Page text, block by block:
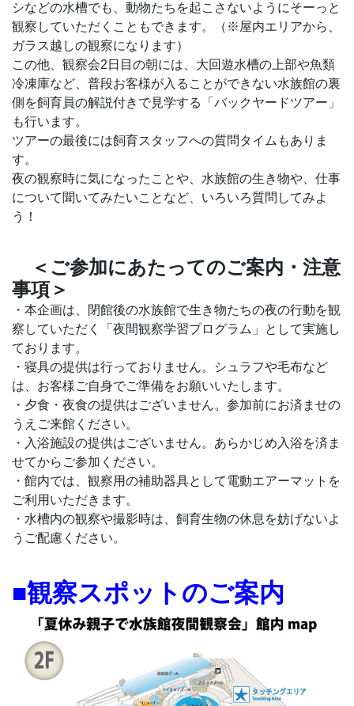
シなどの水槽でも、動物たちを起こさないようにそーっと
観察していただくこともできます。（※屋内エリアから、
ガラス越しの観察になります）
この他、観察会2日目の朝には、大回遊水槽の上部や魚類
冷凍庫など、普段お客様が入ることができない水族館の裏
側を飼育員の解説付きで見学する「バックヤードツアー」
も行います。
ツアーの最後には飼育スタッフへの質問タイムもありま
す。
夜の観察時に気になったことや、水族館の生き物や、仕事
について聞いてみたいことなど、いろいろ質問してみよ
う！
＜ご参加にあたってのご案内・注意
事項＞
・本企画は、閉館後の水族館で生き物たちの夜の行動を観
察していただく「夜間観察学習プログラム」として実施し
ております。
・寝具の提供は行っておりません。シュラフや毛布など
は、お客様ご自身でご準備をお願いいたします。
・夕食・夜食の提供はございません。参加前にお済ませの
うえご来館ください。
・入浴施設の提供はございません。あらかじめ入浴を済ま
せてからご参加ください。
・館内では、観察用の補助器具として電動エアーマットを
ご利用いただきます。
・水槽内の観察や撮影時は、飼育生物の休息を妨げないよ
うご配慮ください。
■観察スポットのご案内